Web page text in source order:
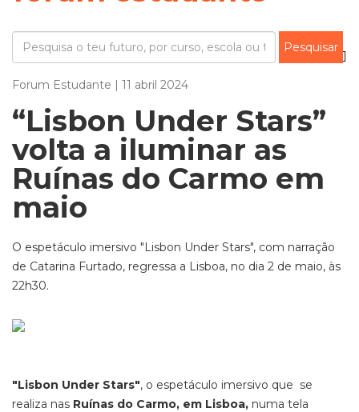
Forum Estudante | 11 abril 2024
“Lisbon Under Stars”
volta a iluminar as
Ruínas do Carmo em
maio
O espetáculo imersivo "Lisbon Under Stars", com narração
de Catarina Furtado, regressa a Lisboa, no dia 2 de maio, às
22h30.
"Lisbon Under Stars", o espetáculo imersivo que se
realiza nas Ruínas do Carmo, em Lisboa, numa tela